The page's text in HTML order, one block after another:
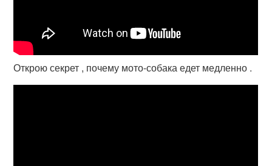
Открою секрет , почему мото-собака едет медленно .